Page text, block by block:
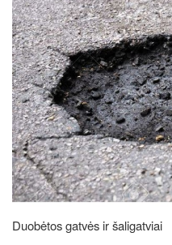
Duobėtos gatvės ir šaligatviai